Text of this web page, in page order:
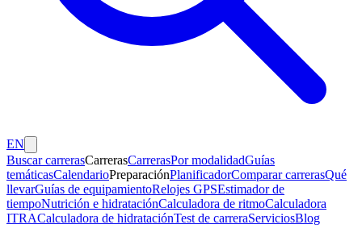
EN
Buscar carrerasCarrerasCarrerasPor modalidadGuías
temáticasCalendarioPreparaciónPlanificadorComparar carrerasQué
llevarGuías de equipamientoRelojes GPSEstimador de
tiempoNutrición e hidrataciónCalculadora de ritmoCalculadora
ITRACalculadora de hidrataciónTest de carreraServiciosBlog